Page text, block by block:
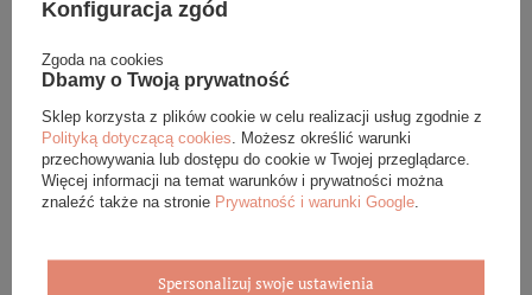
DANE SZCZEGÓŁOWE
OPINIE (0)
Konfiguracja zgód
Zgoda na cookies
Dbamy o Twoją prywatność
Sklep korzysta z plików cookie w celu realizacji usług zgodnie z
Polityką dotyczącą cookies . Możesz określić warunki
przechowywania lub dostępu do cookie w Twojej przeglądarce.
Więcej informacji na temat warunków i prywatności można
znaleźć także na stronie Prywatność i warunki Google
Spersonalizuj swoje ustawienia